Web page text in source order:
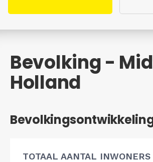
Bevolking -
Holland
TOTAAL AANTAL INWONERS